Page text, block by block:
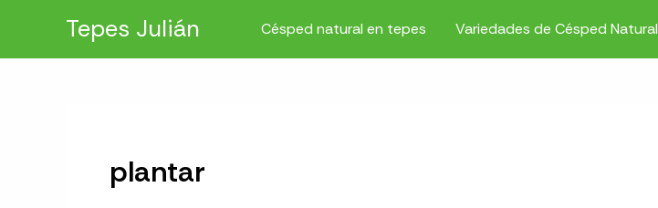
contenido
Tepes Julián Césped natural en tepes Variedades de Césped Natural
plantar